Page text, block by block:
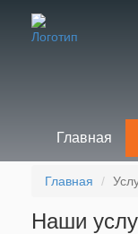
Главная
Главная
Наши